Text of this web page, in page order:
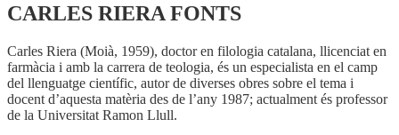
CARLES RIERA FONTS
Carles Riera (Moià, 1959), doctor en filologia catalana, llicenciat en
farmàcia i amb la carrera de teologia, és un especialista en el camp
del llenguatge científic, autor de diverses obres sobre el tema i
docent d’aquesta matèria des de l’any 1987; actualment és professor
de la Universitat Ramon Llull.